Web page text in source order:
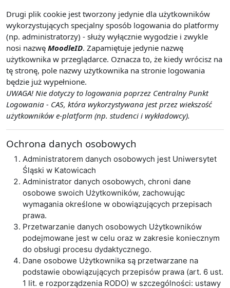
Drugi plik cookie jest tworzony jedynie dla użytkowników
wykorzystujących specjalny sposób logowania do platformy
(np. administratorzy) - służy wyłącznie wygodzie i zwykle
nosi nazwę MoodleID. Zapamiętuje jedynie nazwę
użytkownika w przeglądarce. Oznacza to, że kiedy wrócisz na
tę stronę, pole nazwy użytkownika na stronie logowania
będzie już wypełnione.
UWAGA! Nie dotyczy to logowania poprzez Centralny Punkt
Logowania - CAS, która wykorzystywana jest przez wiekszość
użytkowników e-platform (np. studenci i wykładowcy).
Ochrona danych osobowych
Administratorem danych osobowych jest Uniwersytet
Śląski w Katowicach
Administrator danych osobowych, chroni dane
osobowe swoich Użytkowników, zachowując
wymagania określone w obowiązujących przepisach
prawa.
Przetwarzanie danych osobowych Użytkowników
podejmowane jest w celu oraz w zakresie koniecznym
do obsługi procesu dydaktycznego.
Dane osobowe Użytkownika są przetwarzane na
podstawie obowiązujących przepisów prawa (art. 6 ust.
1 lit. e rozporządzenia RODO) w szczególności: ustawy